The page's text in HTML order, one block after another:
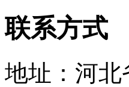
联系方式
地址：河